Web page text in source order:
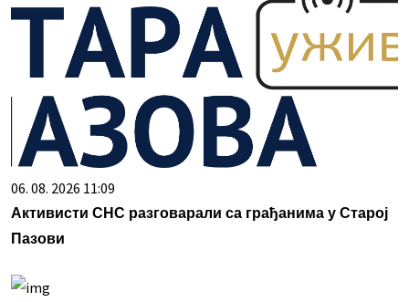
06. 08. 2026 11:09
Активисти СНС разговарали са грађанима у Старој
Пазови